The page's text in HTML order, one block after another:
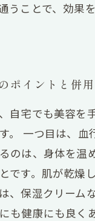
うことで、効果
ポイントと併
自宅でも美容を
。 一つ目は、
のは、身体を温
です。肌が乾燥
、保湿クリーム
も健康にも良く